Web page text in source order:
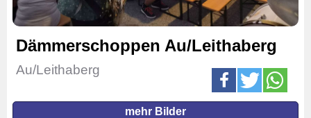
Dämmerschoppen Au/Leithaberg
Au/Leithaberg
mehr Bilder